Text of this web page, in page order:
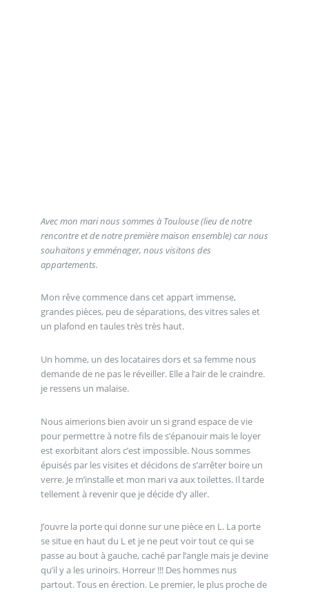
Avec mon mari nous sommes à Toulouse (lieu de notre
rencontre et de notre première maison ensemble) car nous
souhaitons y emménager, nous visitons des
appartements.
Mon rêve commence dans cet appart immense,
grandes pièces, peu de séparations, des vitres sales et
un plafond en taules très très haut.
Un homme, un des locataires dors et sa femme nous
demande de ne pas le réveiller. Elle a l’air de le craindre.
je ressens un malaise.
Nous aimerions bien avoir un si grand espace de vie
pour permettre à notre fils de s’épanouir mais le loyer
est exorbitant alors c’est impossible. Nous sommes
épuisés par les visites et décidons de s’arrêter boire un
verre. Je m’installe et mon mari va aux toilettes. Il tarde
tellement à revenir que je décide d’y aller.
J’ouvre la porte qui donne sur une pièce en L. La porte
se situe en haut du L et je ne peut voir tout ce qui se
passe au bout à gauche, caché par l’angle mais je devine
qu’il y a les urinoirs. Horreur !!! Des hommes nus
partout. Tous en érection. Le premier, le plus proche de